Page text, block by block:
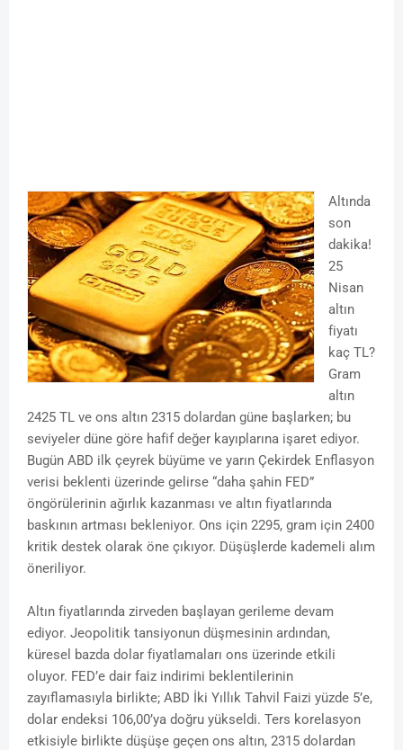
Altında
son
dakika!
25
Nisan
altın
fiyatı
kaç TL?
Gram
altın
2425 TL ve ons altın 2315 dolardan güne başlarken; bu
seviyeler düne göre hafif değer kayıplarına işaret ediyor.
Bugün ABD ilk çeyrek büyüme ve yarın Çekirdek Enflasyon
verisi beklenti üzerinde gelirse “daha şahin FED”
öngörülerinin ağırlık kazanması ve altın fiyatlarında
baskının artması bekleniyor. Ons için 2295, gram için 2400
kritik destek olarak öne çıkıyor. Düşüşlerde kademeli alım
öneriliyor.
Altın fiyatlarında zirveden başlayan gerileme devam
ediyor. Jeopolitik tansiyonun düşmesinin ardından,
küresel bazda dolar fiyatlamaları ons üzerinde etkili
oluyor. FED’e dair faiz indirimi beklentilerinin
zayıflamasıyla birlikte; ABD İki Yıllık Tahvil Faizi yüzde 5’e,
dolar endeksi 106,00’ya doğru yükseldi. Ters korelasyon
etkisiyle birlikte düşüşe geçen ons altın, 2315 dolardan